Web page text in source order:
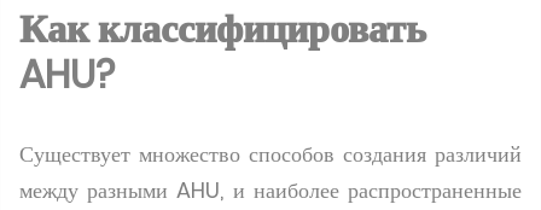
Как классифицировать
AHU?
Существует множество способов создания различий
между разными AHU, и наиболее распространенные